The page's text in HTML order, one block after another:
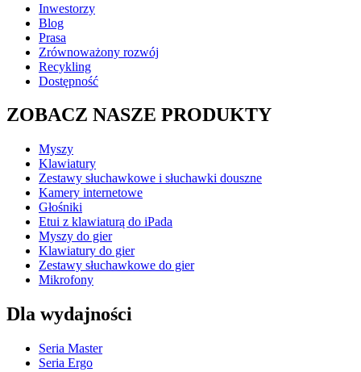
Inwestorzy
Blog
Prasa
Zrównoważony rozwój
Recykling
Dostępność
ZOBACZ NASZE PRODUKTY
Myszy
Klawiatury
Zestawy słuchawkowe i słuchawki douszne
Kamery internetowe
Głośniki
Etui z klawiaturą do iPada
Myszy do gier
Klawiatury do gier
Zestawy słuchawkowe do gier
Mikrofony
Dla wydajności
Seria Master
Seria Ergo